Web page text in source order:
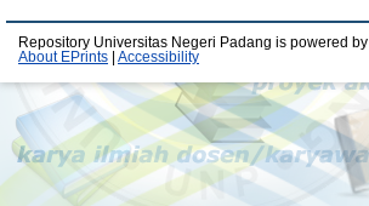
Repository Universitas Negeri Padang is powered by
About EPrints
Accessibility